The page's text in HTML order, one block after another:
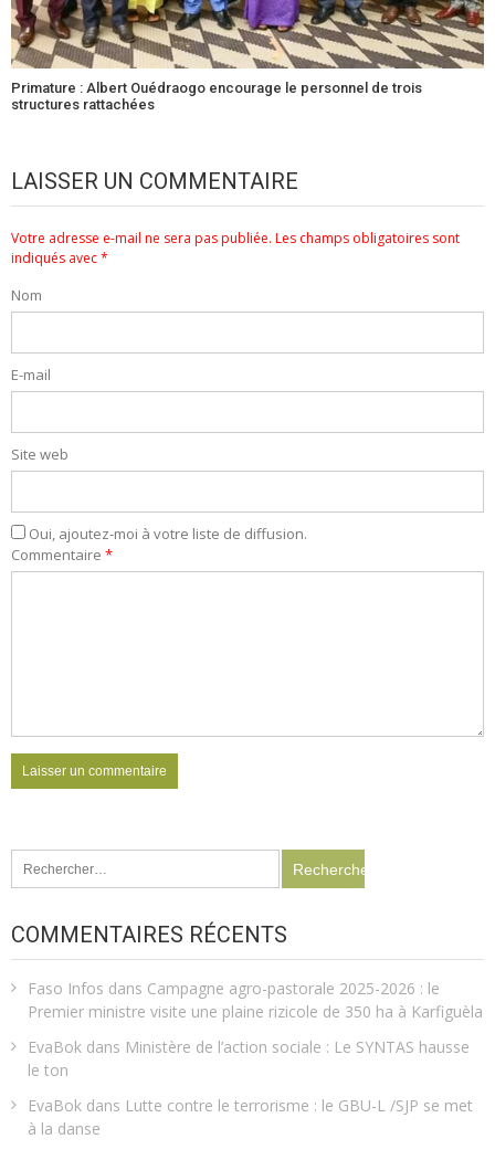
Primature : Albert Ouédraogo encourage le personnel de trois
structures rattachées
LAISSER UN COMMENTAIRE
Votre adresse e-mail ne sera pas publiée. Les champs obligatoires sont
indiqués avec*
Nom
E-mail
Site web
Oui, ajoutez-moi à votre liste de diffusion.
Commentaire *
COMMENTAIRES RÉCENTS
Faso Infos dans Campagne agro-pastorale 2025-2026 : le
Premier ministre visite une plaine rizicole de 350 ha à Karfiguèla
EvaBok dans Ministère de l’action sociale : Le SYNTAS hausse
le ton
EvaBok dans Lutte contre le terrorisme : le GBU-L /SJP se met
à la danse